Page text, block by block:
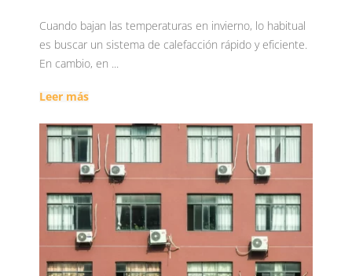
Cuando bajan las temperaturas en invierno, lo habitual
es buscar un sistema de calefacción rápido y eficiente.
En cambio, en ...
Leer más